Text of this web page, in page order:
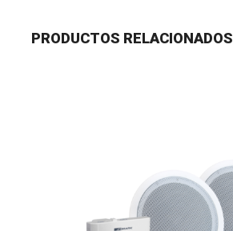
PRODUCTOS RELACIONADOS